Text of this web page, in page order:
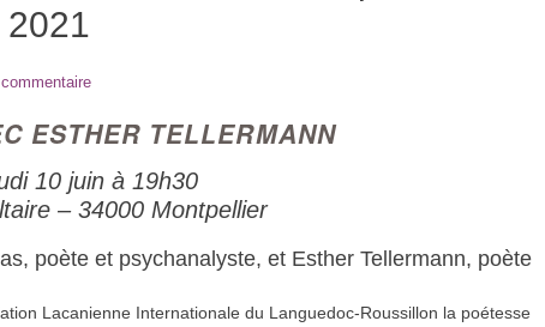
ESTHER TELLERMANN
10 juin à 19h30
– 34000 Montpellier
poète et psychanalyste, et Esther Tellermann, poète
Lacanienne Internationale du Languedoc-Roussillon la poétesse